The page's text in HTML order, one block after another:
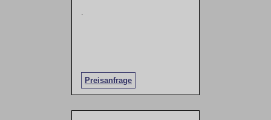
Preisanfrage
.